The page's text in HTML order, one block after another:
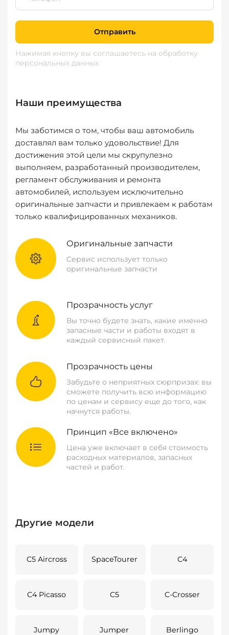
Отправить
Нажимая кнопку вы соглашаетесь на обработку
персональных данных
Наши преимущества
Мы заботимся о том, чтобы ваш автомобиль
доставлял вам только удовольствие! Для
достижения этой цели мы скрупулезно
выполняем, разработанный производителем,
регламент обслуживания и ремонта
автомобилей, используем исключительно
оригинальные запчасти и привлекаем к работам
только квалифицированных механиков.
Оригинальные запчасти
Сервис использует только
оригинальные запчасти
Прозрачность услуг
Вы точно будете знать, какие именно
запасные части и работы входят в
каждый сервисный пакет.
Прозрачность цены
Забудьте о неприятных сюрпризах: вы
сможете получить всю информацию
по ценам и сервису еще до того, как
начнутся работы.
Принцип «Все включено»
Цена уже включает в себя стоимость
расходных материалов, запасных
частей и работ.
Другие модели
C5 Aircross SpaceTourer C4
C4 Picasso C5 C-Crosser
Jumpy Jumper Berlingo